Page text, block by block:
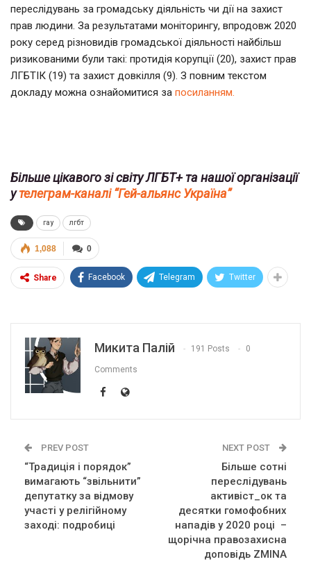
переслідувань за громадську діяльність чи дії на захист
прав людини. За результатами моніторингу, впродовж 2020
року серед різновидів громадської діяльності найбільш
ризикованими були такі: протидія корупції (20), захист прав
ЛГБТІК (19) та захист довкілля (9). З повним текстом
докладу можна ознайомитися за посиланням.
Більше цікавого зі світу ЛГБТ+ та нашої організації
утелеграм-каналі “Гей-альянс Україна”
гау лгбт
0
1,088
Share Facebook Telegram Twitter
Микита Палій 191 Posts 0
Comments
PREV POST
“Традиція і порядок”
вимагають “звільнити”
депутатку за відмову
участі у релігійному
заході: подробиці
NEXT POST
Більше сотні
переслідувань
активіст_ок та
десятки гомофобних
нападів у 2020 році –
щорічна правозахисна
доповідь ZMINA